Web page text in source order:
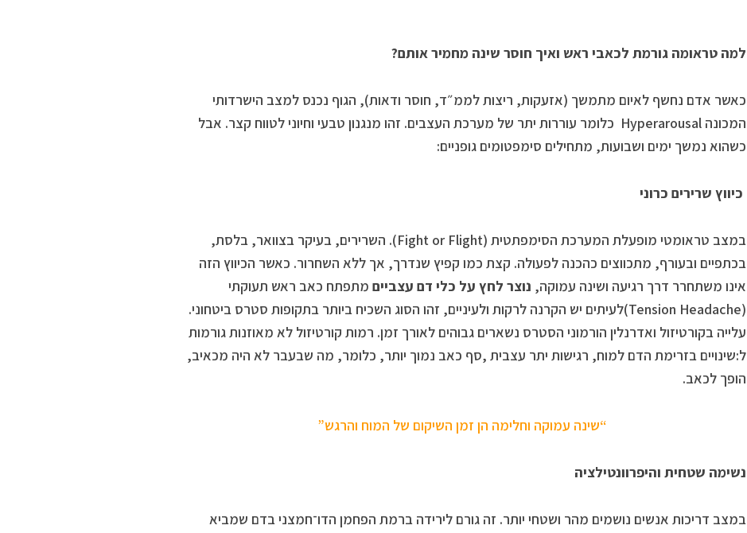
למה טראומה גורמת לכאבי ראש ואיך חוסר שינה מחמיר אותם?
כאשר אדם נחשף לאיום מתמשך (אזעקות, ריצות לממ״ד, חוסר ודאות), הגוף נכנס למצב הישרדותי
המכונה Hyperarousal כלומר עוררות יתר של מערכת העצבים. זהו מנגנון טבעי וחיוני לטווח קצר. אבל
כשהוא נמשך ימים ושבועות, מתחילים סימפטומים גופניים:
כיווץ שרירים כרוני
במצב טראומטי מופעלת המערכת הסימפתטית (Fight or Flight). השרירים, בעיקר בצוואר, בלסת,
בכתפיים ובעורף, מתכווצים כהכנה לפעולה. קצת כמו קפיץ שנדרך, אך ללא השחרור. כאשר הכיווץ הזה
אינו משתחרר דרך רגיעה ושינה עמוקה, נוצר לחץ על כלי דם עצביים מתפתח כאב ראש תעוקתי
(Tension Headache)לעיתים יש הקרנה לרקות ולעיניים, זהו הסוג השכיח ביותר בתקופות סטרס ביטחוני.
עלייה בקורטיזול ואדרנלין הורמוני הסטרס נשארים גבוהים לאורך זמן. רמות קורטיזול לא מאוזנות גורמות
ל:שינויים בזרימת הדם למוח, רגישות יתר עצבית ,סף כאב נמוך יותר, כלומר, מה שבעבר לא היה מכאיב,
הופך לכאב.
“שינה עמוקה וחלימה הן זמן השיקום של המוח והרגש”
נשימה שטחית והיפרוונטילציה
במצב דריכות אנשים נושמים מהר ושטחי יותר. זה גורם לירידה ברמת הפחמן הדו־חמצני בדם שמביא